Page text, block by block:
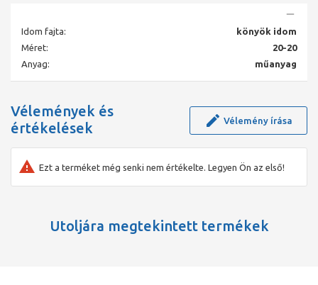
Idom fajta:
könyök idom
Méret:
20-20
Anyag:
műanyag
Vélemények és
értékelések
Vélemény írása
Ezt a terméket még senki nem értékelte. Legyen Ön az első!
Utoljára megtekintett termékek